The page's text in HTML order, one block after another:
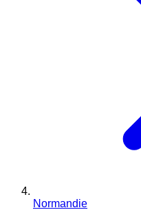
Normandie